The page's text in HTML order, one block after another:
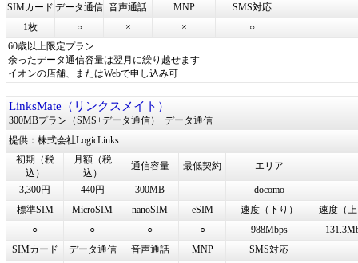
SIMカード データ通信 音声通話 MNP
SMS対応
1枚
○ × ×
○
60歳以上限定プラン
余ったデータ通信容量は翌月に繰り越せます
イオンの店舗、またはWebで申し込み可
LinksMate（リンクスメイト）
300MBプラン（SMS+データ通信） データ通信
提供：株式会社LogicLinks
初期（税
込）
月額（税
込）
通信容量 最低契約 エリア
3,300円 440円 300MB
docomo
標準SIM
MicroSIM nanoSIM eSIM 速度（下り）
速度（
○
○ ○ ○ 988Mbps
SIMカード
データ通信 音声通話 MNP
SMS対応